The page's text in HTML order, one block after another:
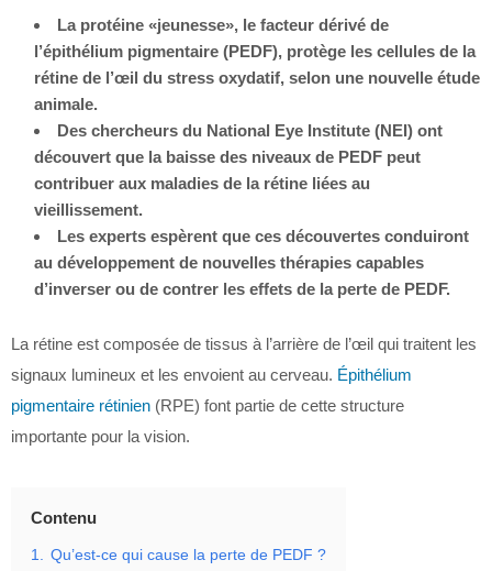
La protéine «jeunesse», le facteur dérivé de
l’épithélium pigmentaire (PEDF), protège les cellules de la
rétine de l’œil du stress oxydatif, selon une nouvelle étude
animale.
Des chercheurs du National Eye Institute (NEI) ont
découvert que la baisse des niveaux de PEDF peut
contribuer aux maladies de la rétine liées au
vieillissement.
Les experts espèrent que ces découvertes conduiront
au développement de nouvelles thérapies capables
d’inverser ou de contrer les effets de la perte de PEDF.
La rétine est composée de tissus à l’arrière de l’œil qui traitent les
signaux lumineux et les envoient au cerveau. Épithélium
pigmentaire rétinien (RPE) font partie de cette structure
importante pour la vision.
Contenu
1. Qu’est-ce qui cause la perte de PEDF ?